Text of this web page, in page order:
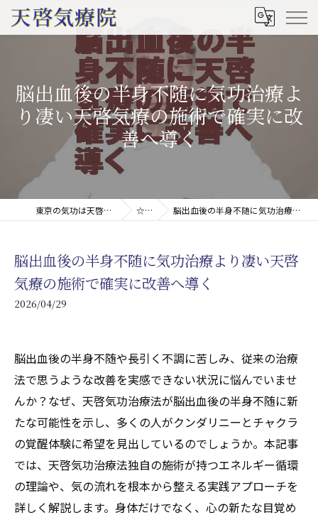
脳出血後の半身不随に気功治療よ
り凄い天啓気療の施術で確実に改
善へ導く
東京の気功は天啓気療院(天啓気功療法治療院) ☆コラム 脳出血後の半身不随に気功治療より凄い天啓気療の施術で確実に改善へ導く
脳出血後の半身不随に気功治療より凄い天啓
気療の施術で確実に改善へ導く
2026/04/29
脳出血後の半身不随や長引く不調に苦しみ、従来の治療
法で思うような改善を実感できない状況に悩んでいませ
んか？なぜ、天啓気功治療法が脳出血後の半身不随に新
たな可能性を示し、多くの人がクンダリニーとチャクラ
の覚醒体験に希望を見出しているのでしょうか。本記事
では、天啓気功治療法独自の施術が持つエネルギー循環
の理論や、気の流れを根本から整える実践アプローチを
詳しく解説します。身体だけでなく、心の新たな目覚め